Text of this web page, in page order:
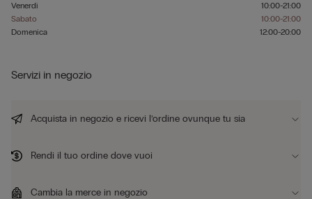
Venerdì
10:00-21:00
Sabato
10:00-21:00
Domenica
12:00-20:00
Servizi in negozio
Acquista in negozio e ricevi l’ordine ovunque tu sia
Rendi il tuo ordine dove vuoi
Cambia la merce in negozio